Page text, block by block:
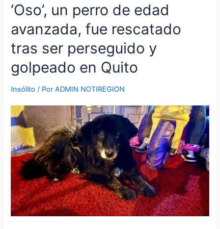
‘Oso’, un perro de edad
avanzada, fue rescatado
tras ser perseguido y
golpeado en Quito
Insólito / PorADMIN NOTIREGION
‘Oso’,
un
perro
edad
avanzada,
fue
rescatado
ser
perseguido
y
golpeado
en
Quito